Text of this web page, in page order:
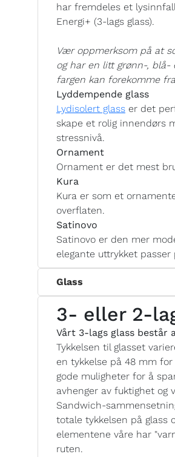
har fremdeles et
Energi+ (3-lags glass).
Vær oppmerksom på at
og har en litt grønn-, blå-
fargen kan forekomme
Lyddempende glass
Lydisolert glass er det
skape et rolig innendørs
stressnivå.
Ornament
Ornament er det mest
Kura
Kura er som et
overflaten.
Satinovo
Satinovo er den mer
elegante uttrykket
Glass
3- eller 2-
Vårt 3-lags glass består
Tykkelsen til glasset
en tykkelse på 48 mm
gode muligheter for å
avhenger av fuktighet og
Sandwich-
totale tykkelsen på glass
elementene våre har
ruten.